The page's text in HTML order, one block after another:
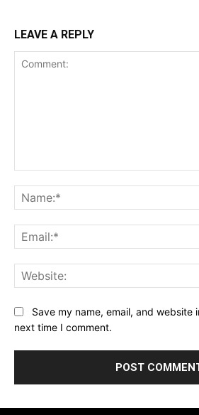
LEAVE A REPLY
Save my name, email, and website
next time I comment.